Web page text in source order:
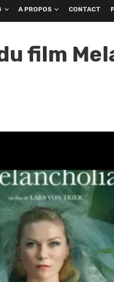
A PROPOS CONTACT
film